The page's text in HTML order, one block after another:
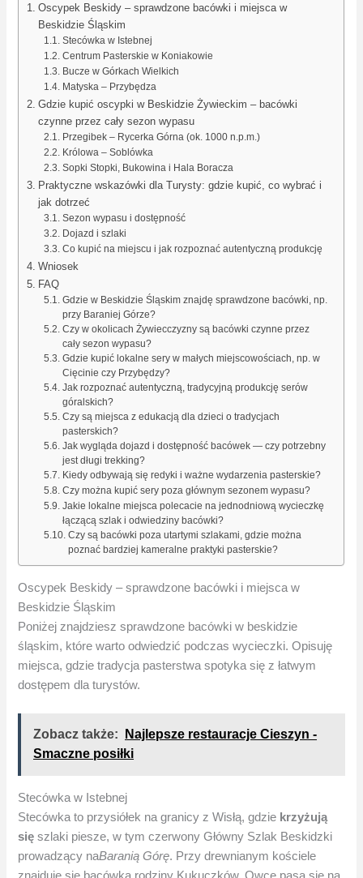
Oscypek Beskidy – sprawdzone bacówki i miejsca w
Beskidzie Śląskim
Stecówka w Istebnej
Centrum Pasterskie w Koniakowie
Bucze w Górkach Wielkich
Matyska – Przybędza
Gdzie kupić oscypki w Beskidzie Żywieckim – bacówki
czynne przez cały sezon wypasu
Przegibek – Rycerka Górna (ok. 1000 n.p.m.)
Królowa – Soblówka
Sopki Stopki, Bukowina i Hala Boracza
Praktyczne wskazówki dla Turysty: gdzie kupić, co wybrać i
jak dotrzeć
Sezon wypasu i dostępność
Dojazd i szlaki
Co kupić na miejscu i jak rozpoznać autentyczną produkcję
Wniosek
FAQ
Gdzie w Beskidzie Śląskim znajdę sprawdzone bacówki, np.
przy Baraniej Górze?
Czy w okolicach Żywiecczyzny są bacówki czynne przez
cały sezon wypasu?
Gdzie kupić lokalne sery w małych miejscowościach, np. w
Cięcinie czy Przybędzy?
Jak rozpoznać autentyczną, tradycyjną produkcję serów
góralskich?
Czy są miejsca z edukacją dla dzieci o tradycjach
pasterskich?
Jak wygląda dojazd i dostępność bacówek — czy potrzebny
jest długi trekking?
Kiedy odbywają się redyki i ważne wydarzenia pasterskie?
Czy można kupić sery poza głównym sezonem wypasu?
Jakie lokalne miejsca polecacie na jednodniową wycieczkę
łączącą szlak i odwiedziny bacówki?
Czy są bacówki poza utartymi szlakami, gdzie można
poznać bardziej kameralne praktyki pasterskie?
Oscypek Beskidy – sprawdzone bacówki i miejsca w
Beskidzie Śląskim
Poniżej znajdziesz sprawdzone bacówki w beskidzie
śląskim, które warto odwiedzić podczas wycieczki. Opisuję
miejsca, gdzie tradycja pasterstwa spotyka się z łatwym
dostępem dla turystów.
Zobacz także:
Najlepsze restauracje Cieszyn -
Smaczne posiłki
Stecówka w Istebnej
Stecówka to przysiółek na granicy z Wisłą, gdzie krzyżują
sięszlaki piesze, w tym czerwony Główny Szlak Beskidzki
prowadzący naBaranią Górę. Przy drewnianym kościele
znajduje się bacówka rodziny Kukuczków. Owce pasą się na